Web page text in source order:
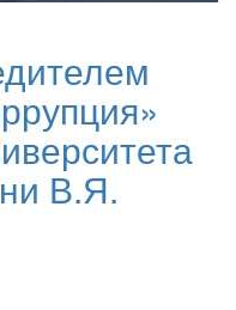
В.Я.